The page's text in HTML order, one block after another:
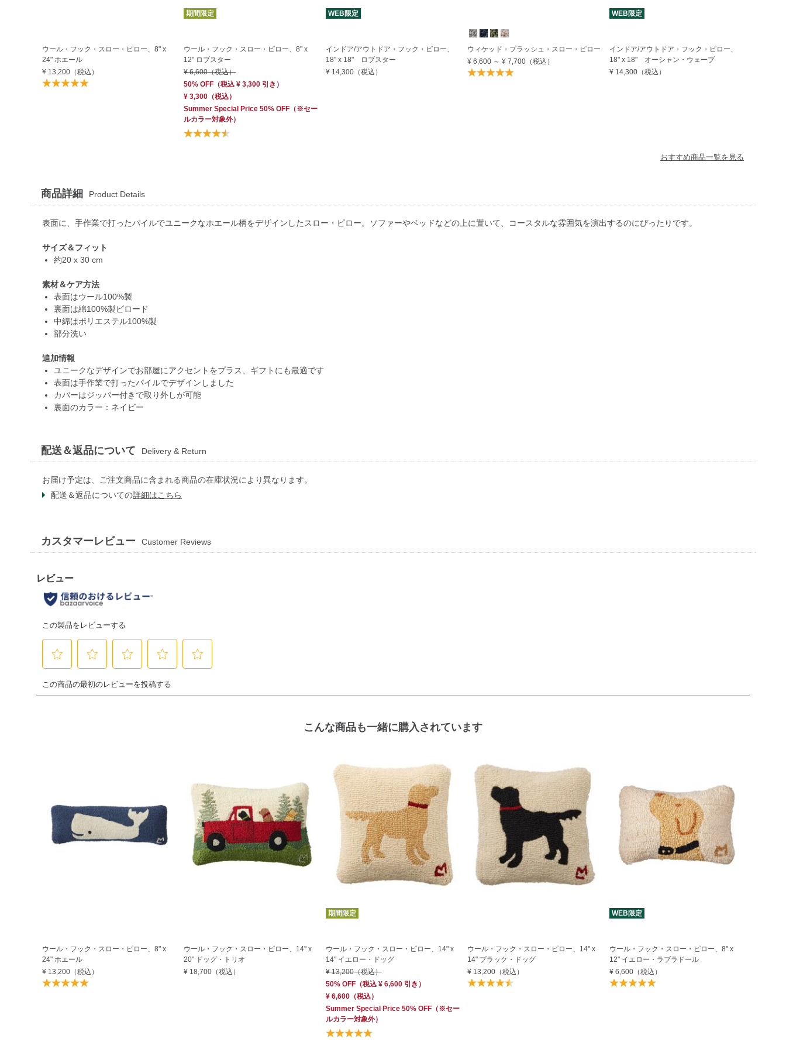
ウール・フック・スロー・ピロー、8" x
24" ホエール
¥ 13,200 （税込）
期間限定
ウール・フック・スロー・ピロー、8" x
12" ロブスター
¥ 6,600（税込）
50% OFF （税込¥ 3,300 引き）
¥ 3,300 （税込）
Summer Special Price 50% OFF （※セー
ルカラー対象外）
WEB限定
インドア/アウトドア・フック・ピロー、
18" x 18" ロブスター
¥ 14,300（税込）
ウィケッド・プラッシュ・スロー・ピロー
¥ 6,600 ～¥ 7,700 （税込）
WEB限定
インドア/アウトドア・フック・ピロー、
18" x 18" オーシャン・ウェーブ
¥ 14,300（税込）
おすすめ商品一覧を見る
商品詳細 Product Details
表面に、手作業で打ったパイルでユニークなホエール柄をデザインしたスロー・ピロー。ソファーやベッドなどの上に置いて、コースタルな雰囲気を演出するのにぴったりです。
サイズ＆フィット
約20 x 30 cm
素材＆ケア方法
表面はウール100%製
裏面は綿100%製ビロード
中綿はポリエステル100%製
部分洗い
追加情報
ユニークなデザインでお部屋にアクセントをプラス、ギフトにも最適です
表面は手作業で打ったパイルでデザインしました
カバーはジッパー付きで取り外しが可能
裏面のカラー：ネイビー
配送＆返品について Delivery & Return
お届け予定は、ご注文商品に含まれる商品の在庫状況により異なります。
配送＆返品についての詳細はこちら
カスタマーレビュー Customer Reviews
こんな商品も一緒に購入されています
ウール・フック・スロー・ピロー、8" x
24" ホエール
¥ 13,200 （税込）
ウール・フック・スロー・ピロー、14" x
20" ドッグ・トリオ
¥ 18,700 （税込）
期間限定
ウール・フック・スロー・ピロー、14" x
14" イエロー・ドッグ
¥ 13,200（税込）
50% OFF（税込 ¥ 6,600引き）
¥ 6,600（税込）
Summer Special Price 50% OFF（※セー
ルカラー対象外）
ウール・フック・スロー・ピロー、14" x
14" ブラック・ドッグ
¥ 13,200 （税込）
WEB限定
ウール・フック・スロー・ピロー、8" x
12" イエロー・ラブラドール
¥ 6,600（税込）